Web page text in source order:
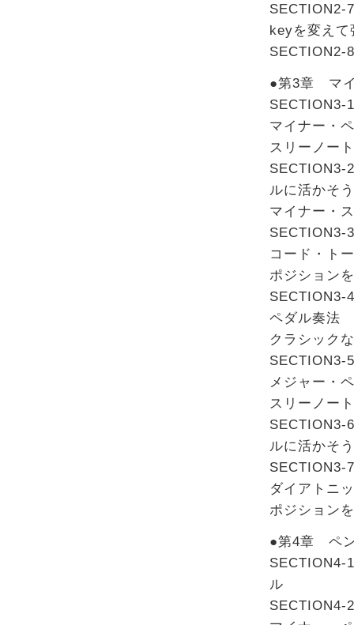
SECTION2-
keyを変えて
SECTION2-
●第3章 マイ
SECTION3-
マイナー・
スリーノー
ルに活かそう
マイナー・
SECTION3-
コード・ト
ポジション
SECTION3-
ペダル奏法
クラシック
SECTION3-
メジャー・
スリーノー
ルに活かそう
SECTION3-
ダイアトニ
ポジション
●第4章 ペン
SECTION4-
ル
SECTION4-